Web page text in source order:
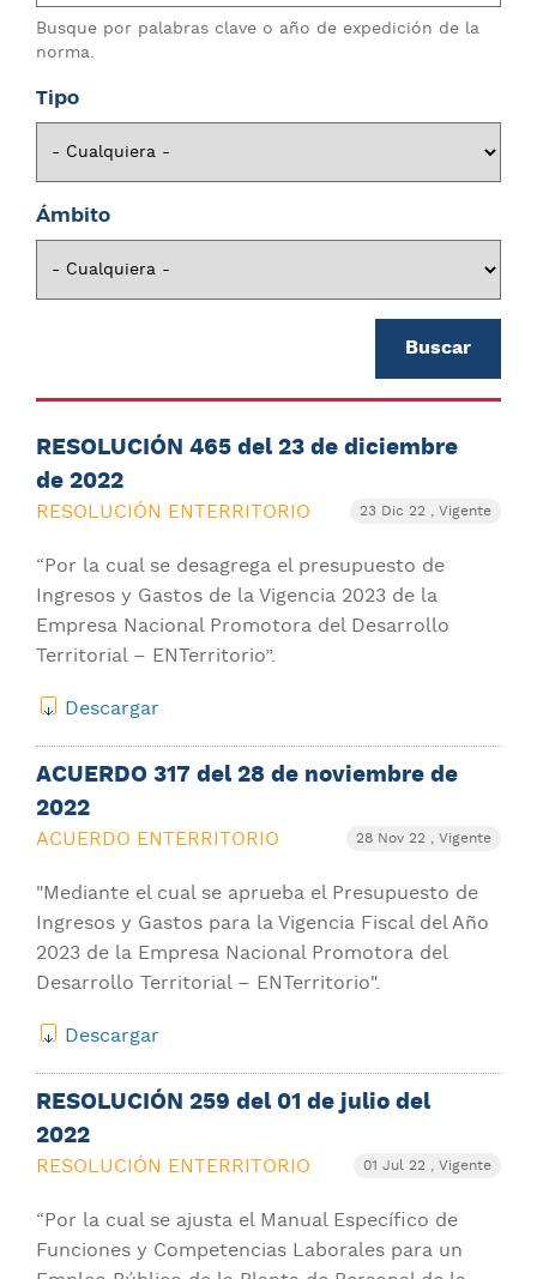
Busque por palabras clave o año de expedición de la
norma.
Tipo
Ámbito
RESOLUCIÓN 465 del 23 de diciembre
de 2022
RESOLUCIÓN ENTERRITORIO 23 Dic 22 , Vigente
“Por la cual se desagrega el presupuesto de
Ingresos y Gastos de la Vigencia 2023 de la
Empresa Nacional Promotora del Desarrollo
Territorial – ENTerritorio”.
Descargar
ACUERDO 317 del 28 de noviembre de
2022
ACUERDO ENTERRITORIO 28 Nov 22 , Vigente
"Mediante el cual se aprueba el Presupuesto de
Ingresos y Gastos para la Vigencia Fiscal del Año
2023 de la Empresa Nacional Promotora del
Desarrollo Territorial – ENTerritorio".
Descargar
RESOLUCIÓN 259 del 01 de julio del
2022
RESOLUCIÓN ENTERRITORIO 01 Jul 22 , Vigente
“Por la cual se ajusta el Manual Específico de
Funciones y Competencias Laborales para un